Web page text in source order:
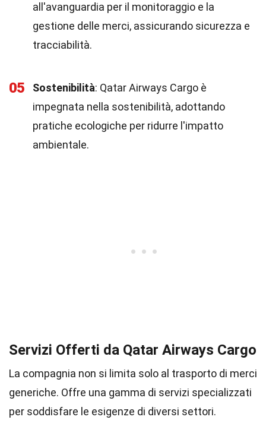
all'avanguardia per il monitoraggio e la
gestione delle merci, assicurando sicurezza e
tracciabilità.
05 Sostenibilità: Qatar Airways Cargo è
impegnata nella sostenibilità, adottando
pratiche ecologiche per ridurre l'impatto
ambientale.
Servizi Offerti da Qatar Airways Cargo
La compagnia non si limita solo al trasporto di merci
generiche. Offre una gamma di servizi specializzati
per soddisfare le esigenze di diversi settori.